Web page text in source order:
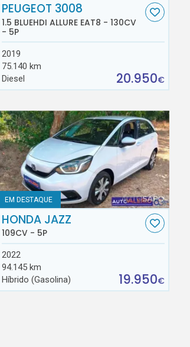
PEUGEOT 3008
1.5 BLUEHDI ALLURE EAT8 - 130CV
- 5P
2019
75.140 km
Diesel
20.950€
EM DESTAQUE
HONDA JAZZ
109CV - 5P
2022
94.145 km
Híbrido (Gasolina)
19.950€